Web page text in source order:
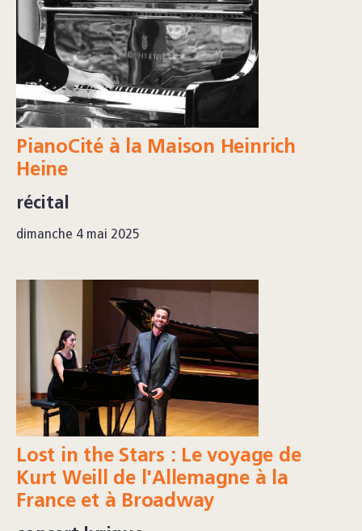
PianoCité à la Maison Heinrich
Heine
récital
dimanche 4 mai 2025
Lost in the Stars : Le voyage de
Kurt Weill de l'Allemagne à la
France et à Broadway